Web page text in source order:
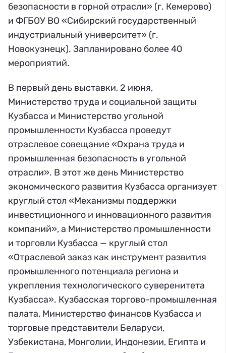
безопасности в горной отрасли» (г. Кемерово)
и ФГБОУ ВО «Сибирский государственный
индустриальный университет» (г.
Новокузнецк). Запланировано более 40
мероприятий.
В первый день выставки, 2 июня,
Министерство труда и социальной защиты
Кузбасса и Министерство угольной
промышленности Кузбасса проведут
отраслевое совещание «Охрана труда и
промышленная безопасность в угольной
отрасли». В этот же день Министерство
экономического развития Кузбасса организует
круглый стол «Механизмы поддержки
инвестиционного и инновационного развития
компаний», а Министерство промышленности
и торговли Кузбасса — круглый стол
«Отраслевой заказ как инструмент развития
промышленного потенциала региона и
укрепления технологического суверенитета
Кузбасса». Кузбасская торгово-промышленная
палата, Министерство финансов Кузбасса и
торговые представители Беларуси,
Узбекистана, Монголии, Индонезии, Египта и